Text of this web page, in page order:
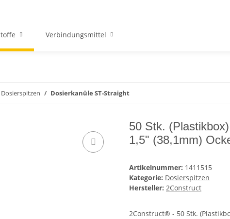
Verbindungsmittel
Dosierspitzen Dosierkanüle ST-Straight
50 Stk.
1,5" (38,1mm)
Artikelnummer: 1411515
Kategorie: Dosierspitzen
Hersteller: 2Construct
2Construct® - 50 Stk.